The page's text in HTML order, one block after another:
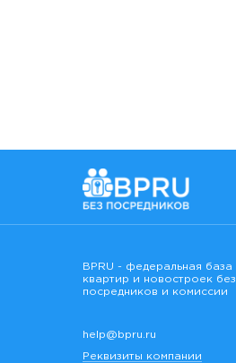
BPRU - федеральная база
квартир и новостроек без
посредников и комиссии
help@bpru.ru
Реквизиты компании